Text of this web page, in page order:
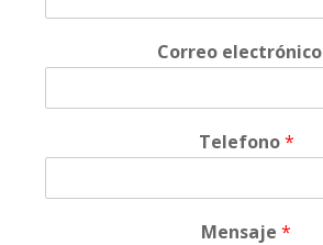
Correo electrónico
Telefono*
Mensaje *